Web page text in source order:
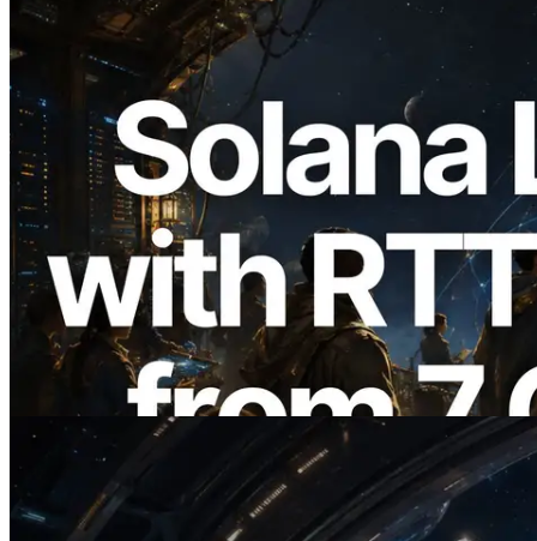
2026.08.05
ERPC ขยาย Solana Leader Slot API ด้วย
การวัด Ping จาก 7 Region ทั่วโลก พร้อม
เปิดตัว Validators Information API